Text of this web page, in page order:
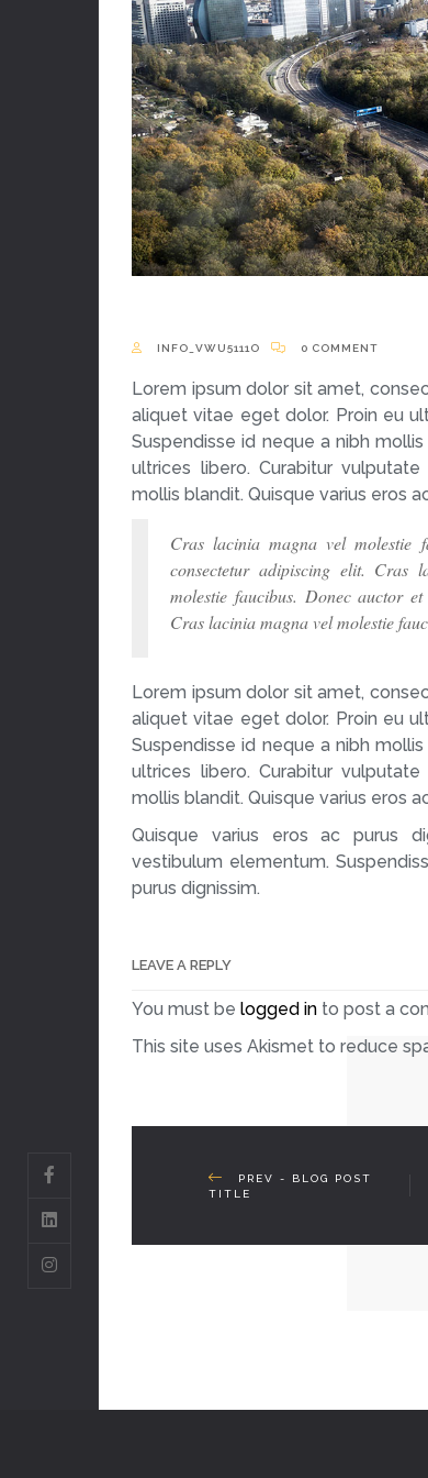
INFO_VWU5111O 0 COMMENT
Lorem ipsum dolor sit amet,
aliquet vitae eget dolor. Proin eu
Suspendisse id neque a nibh
ultrices libero. Curabitur
mollis blandit. Quisque varius eros
Cras lacinia magna vel molestie
consectetur adipiscing elit. Cras
molestie faucibus. Donec auctor
Cras lacinia magna vel molestie
Lorem ipsum dolor sit amet,
aliquet vitae eget dolor. Proin eu
Suspendisse id neque a nibh
ultrices libero. Curabitur
mollis blandit. Quisque varius eros
Quisque varius eros ac purus
vestibulum elementum.
purus dignissim.
LEAVE A REPLY
You must belogged in to post a
This site uses Akismet to reduce
PREV - BLOG POST
TITLE